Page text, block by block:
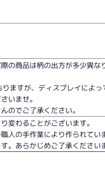
の商品は柄の出方が多少異な
ますが、ディスプレイによっ
いませ。
のでご了承ください。
変わることがございます。
人の手作業により作られてい
。あらかじめご了承ください